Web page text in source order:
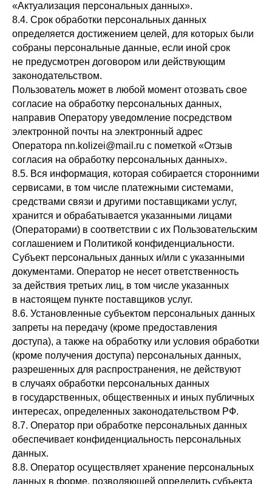
«Актуализация персональных данных».
8.4. Срок обработки персональных данных
определяется достижением целей, для которых были
собраны персональные данные, если иной срок
не предусмотрен договором или действующим
законодательством.
Пользователь может в любой момент отозвать свое
согласие на обработку персональных данных,
направив Оператору уведомление посредством
электронной почты на электронный адрес
Оператора nn.kolizei@mail.ru с пометкой «Отзыв
согласия на обработку персональных данных».
8.5. Вся информация, которая собирается сторонними
сервисами, в том числе платежными системами,
средствами связи и другими поставщиками услуг,
хранится и обрабатывается указанными лицами
(Операторами) в соответствии с их Пользовательским
соглашением и Политикой конфиденциальности.
Субъект персональных данных и/или с указанными
документами. Оператор не несет ответственность
за действия третьих лиц, в том числе указанных
в настоящем пункте поставщиков услуг.
8.6. Установленные субъектом персональных данных
запреты на передачу (кроме предоставления
доступа), а также на обработку или условия обработки
(кроме получения доступа) персональных данных,
разрешенных для распространения, не действуют
в случаях обработки персональных данных
в государственных, общественных и иных публичных
интересах, определенных законодательством РФ.
8.7. Оператор при обработке персональных данных
обеспечивает конфиденциальность персональных
данных.
8.8. Оператор осуществляет хранение персональных
данных в форме, позволяющей определить субъекта